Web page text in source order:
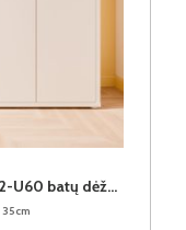
ALICE SPRINGS ACSD242-U60 batų dėžė-komoda
35cm